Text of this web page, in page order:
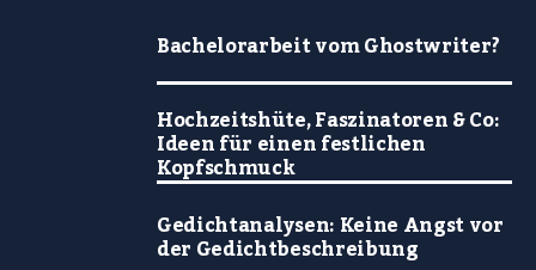
Bachelorarbeit vom Ghostwriter?
Hochzeitshüte, Faszinatoren & Co:
Ideen für einen festlichen
Kopfschmuck
Gedichtanalysen: Keine Angst vor
der Gedichtbeschreibung